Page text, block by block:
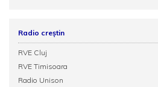
Radio creștin
RVE Cluj
RVE Timisoara
Radio Unison